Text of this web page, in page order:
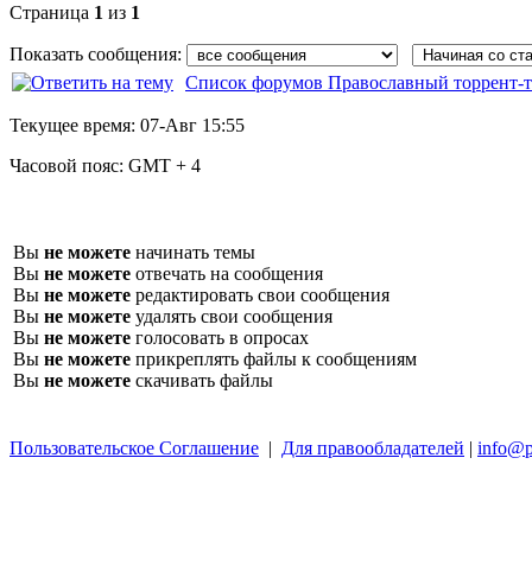
Страница 1 из 1
Показать сообщения:
Список форумов Православный торрент-
Текущее время: 07-Авг 15:55
Часовой пояс: GMT + 4
Вы не можете начинать темы
Вы не можете отвечать на сообщения
Вы не можете редактировать свои сообщения
Вы не можете удалять свои сообщения
Вы не можете голосовать в опросах
Вы не можете прикреплять файлы к сообщениям
Вы не можете скачивать файлы
Пользовательское Соглашение | Для правообладателей |